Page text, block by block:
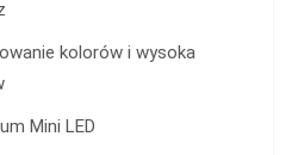
kolorów i wysoka
Mini LED